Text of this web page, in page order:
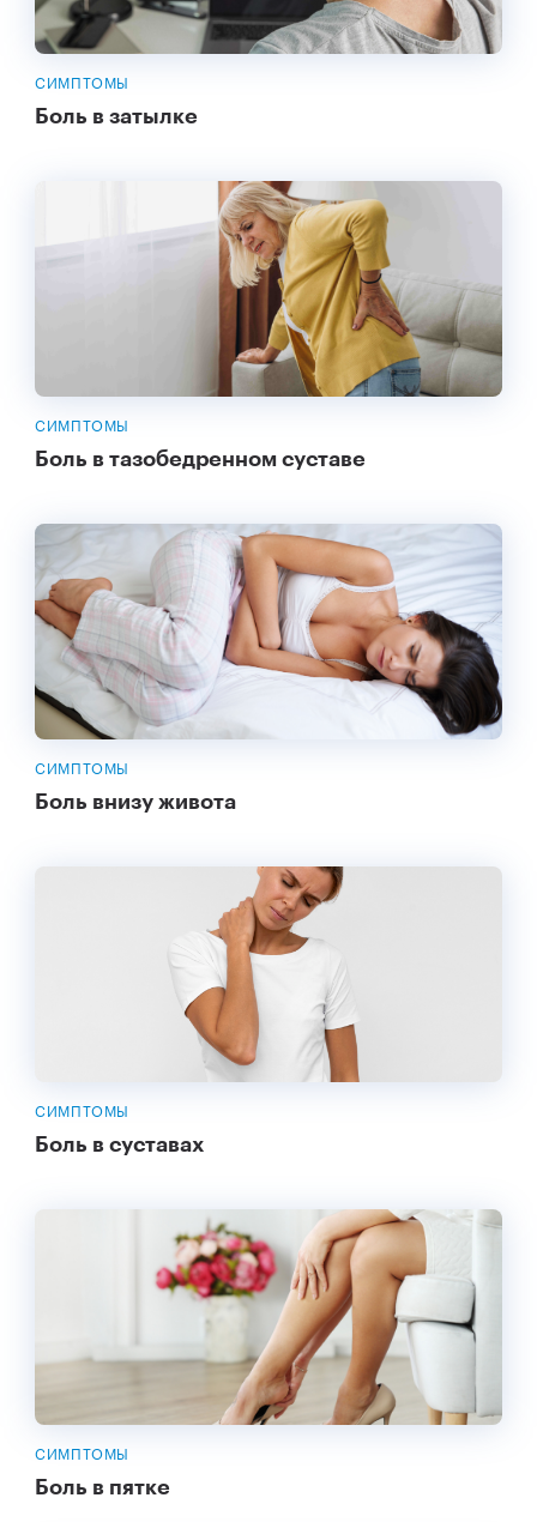
СИМПТОМЫ
Боль в затылке
СИМПТОМЫ
Боль в тазобедренном суставе
СИМПТОМЫ
Боль внизу живота
СИМПТОМЫ
Боль в суставах
СИМПТОМЫ
Боль в пятке